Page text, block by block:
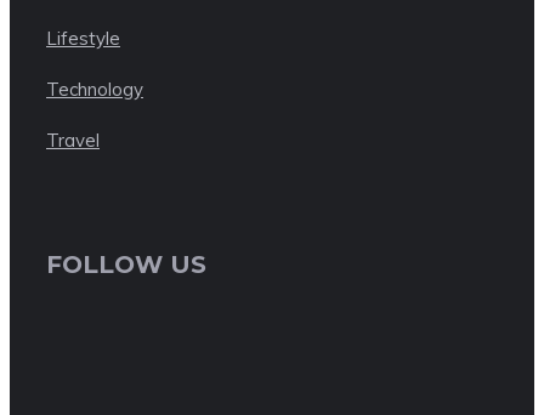
Lifestyle
Technology
Travel
FOLLOW US